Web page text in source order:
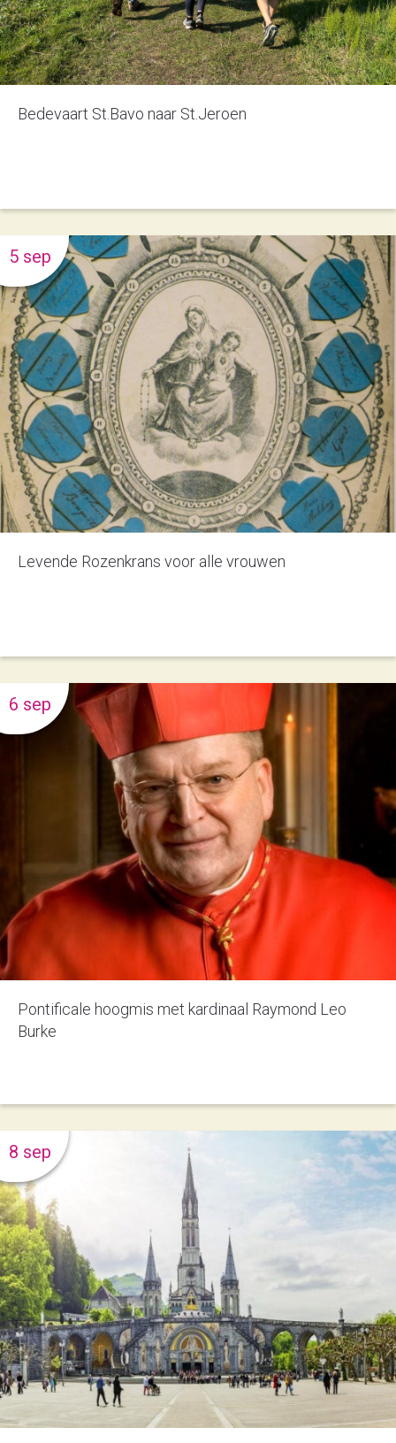
Bedevaart St.Bavo naar St.Jeroen
Levende Rozenkrans voor alle vrouwen
5 sep
Pontificale hoogmis met kardinaal Raymond Leo
Burke
6 sep
8 sep